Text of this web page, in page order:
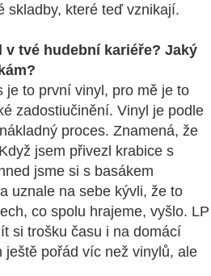
skladby, které teď vznikají.
tvé hudební kariéře? Jaký
je to první vinyl, pro mě je to
zadostiučinění. Vinyl je podle
proces. Znamená, že
jsem přivezl krabice s
jsme si s basákem
uznale na sebe kývli, že to
co spolu hrajeme, vyšlo. LP
si trošku času i na domácí
ještě pořád víc než vinylů, ale